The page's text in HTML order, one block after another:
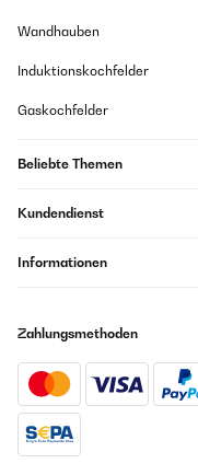
Wandhauben
Induktionskochfelder
Gaskochfelder
Beliebte Themen
Kundendienst
Informationen
Zahlungsmethoden